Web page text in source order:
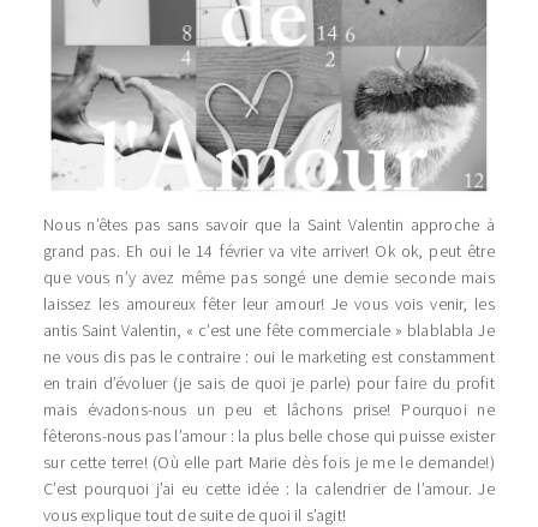
Nous n’êtes pas sans savoir que la Saint Valentin approche à
grand pas. Eh oui le 14 février va vite arriver! Ok ok, peut être
que vous n’y avez même pas songé une demie seconde mais
laissez les amoureux fêter leur amour! Je vous vois venir, les
antis Saint Valentin, « c’est une fête commerciale » blablabla Je
ne vous dis pas le contraire : oui le marketing est constamment
en train d’évoluer (je sais de quoi je parle) pour faire du profit
mais évadons-nous un peu et lâchons prise! Pourquoi ne
fêterons-nous pas l’amour : la plus belle chose qui puisse exister
sur cette terre! (Où elle part Marie dès fois je me le demande!)
C’est pourquoi j’ai eu cette idée : la calendrier de l’amour. Je
vous explique tout de suite de quoi il s’agit!